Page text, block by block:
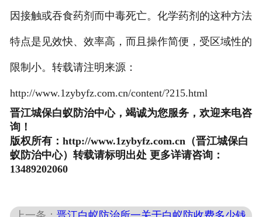
因接触或吞食药剂而中毒死亡。化学药剂的这种方法
特点是见效快、效率高，而且操作简便，受区域性的
限制小。转载请注明来源：
http://www.1zybyfz.com.cn/content/?215.html
晋江城保白蚁防治中心，竭诚为您服务，欢迎来电咨
询！
版权所有：http://www.1zybyfz.com.cn（晋江城保白
蚁防治中心）转载请标明出处 更多详请咨询：
13489202060